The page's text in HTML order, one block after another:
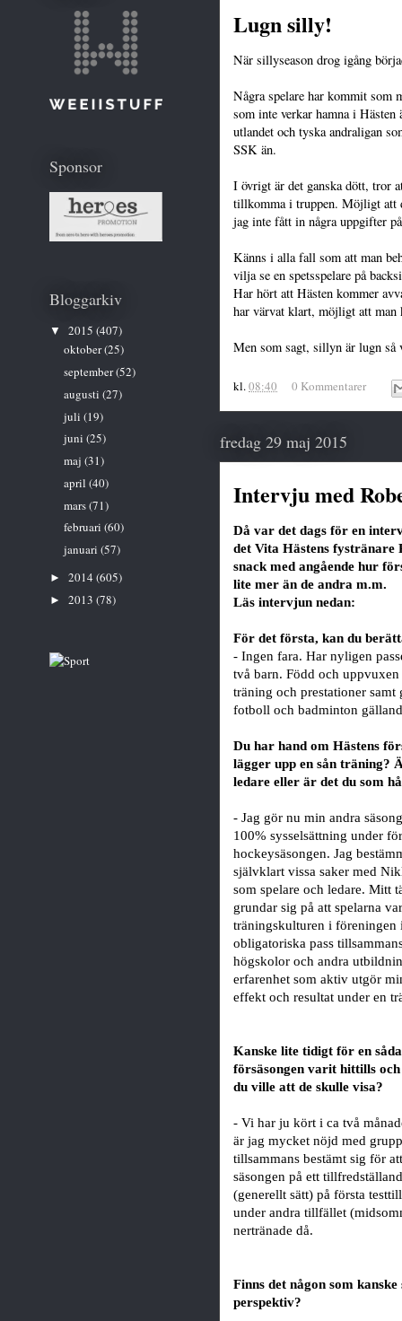
Lugn silly!
När sillyseason drog igång
Några spelare har kommit som
som inte verkar hamna i
utlandet och tyska andraligan
SSK än.
I övrigt är det ganska dött, tror
tillkomma i truppen. Möjligt att
jag inte fått in några uppgifter
Känns i alla fall som att man
vilja se en spetsspelare på
Har hört att Hästen kommer
har värvat klart, möjligt att man
Men som sagt, sillyn är lugn så
kl.08:40 0 Kommentarer
fredag 29 maj 2015
Intervju med
Då var det dags för en
det Vita Hästens
snack med angående hur
lite mer än de andra m.m.
Läs intervjun nedan:
För det första, kan du
- Ingen fara. Har nyligen
två barn. Född och
träning och prestationer
fotboll och badminton
Du har hand om Hästens
lägger upp en sån träning?
ledare eller är det du som
- Jag gör nu min andra
100% sysselsättning under
hockeysäsongen. Jag
självklart vissa saker med
som spelare och ledare. Mitt
grundar sig på att spelarna
träningskulturen i föreningen
obligatoriska pass
högskolor och andra
erfarenhet som aktiv utgör
effekt och resultat under en
Kanske lite tidigt för en
försäsongen varit hittills
du ville att de skulle visa?
- Vi har ju kört i ca två
är jag mycket nöjd med
tillsammans bestämt sig för
säsongen på ett
(generellt sätt) på första
under andra tillfället
nertränade då.
Finns det någon som
perspektiv?
Sponsor
Bloggarkiv
▼ 2015 (407)
oktober(25)
september(52)
augusti (27)
juli (19)
juni (25)
maj (31)
april (40)
mars(71)
februari (60)
januari (57)
► 2014 (605)
► 2013 (78)